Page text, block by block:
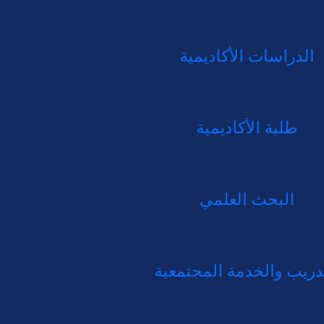
الدراسات الأكاديمية
طلبة الأكاديمية
البحث العلمي
والخدمة المجتمعية